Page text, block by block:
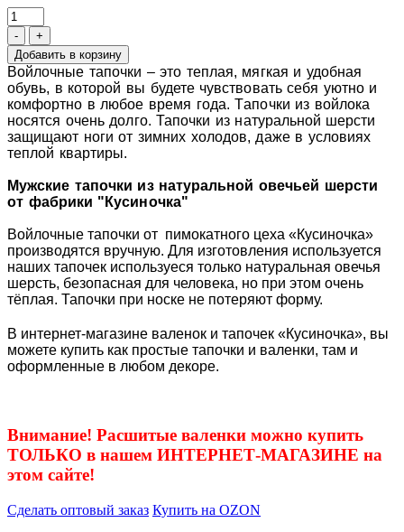
- +
Войлочные тапочки – это теплая, мягкая и удобная
обувь, в которой вы будете чувствовать себя уютно и
комфортно в любое время года. Тапочки из войлока
носятся очень долго.Тапочки из натуральной шерсти
защищают ноги от зимних холодов, даже в условиях
теплой квартиры.
Мужские тапочки из натуральной овечьей шерсти
от фабрики "Кусиночка"
Войлочные тапочки от пимокатного цеха «Кусиночка»
производятся вручную. Для изготовления используется
наших тапочек используеся только натуральная овечья
шерсть, безопасная для человека, но при этом очень
тёплая. Тапочки при носке не потеряют форму.
В интернет-магазине валенок и тапочек «Кусиночка», вы
можете купить как простые тапочки и валенки, там и
оформленные в любом декоре.
Внимание! Расшитые валенки можно купить
ТОЛЬКО в нашем ИНТЕРНЕТ-МАГАЗИНЕ на
этом сайте!
Сделать оптовый заказ Купить на OZON